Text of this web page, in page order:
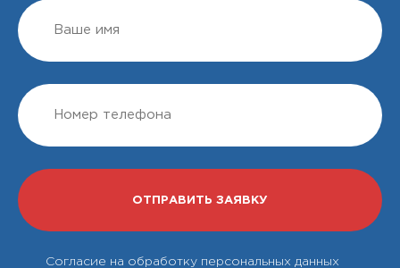
Согласие на обработку персональных данных